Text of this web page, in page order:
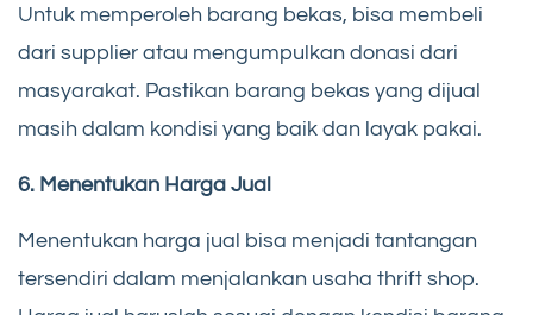
Untuk memperoleh barang bekas, bisa membeli
dari supplier atau mengumpulkan donasi dari
masyarakat. Pastikan barang bekas yang dijual
masih dalam kondisi yang baik dan layak pakai.
6. Menentukan Harga Jual
Menentukan harga jual bisa menjadi tantangan
tersendiri dalam menjalankan usaha thrift shop.